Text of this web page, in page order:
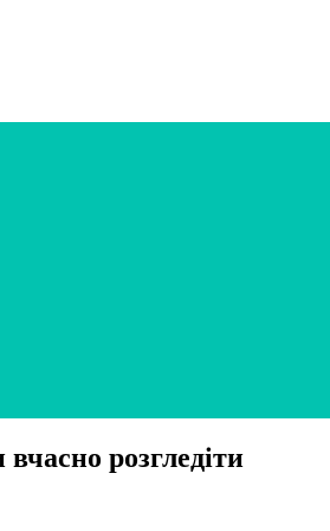
розгледіти